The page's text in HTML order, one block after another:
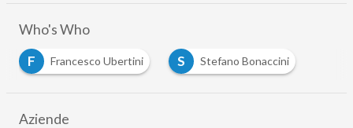
Who's Who
F
Francesco Ubertini S Stefano Bonaccini
Aziende